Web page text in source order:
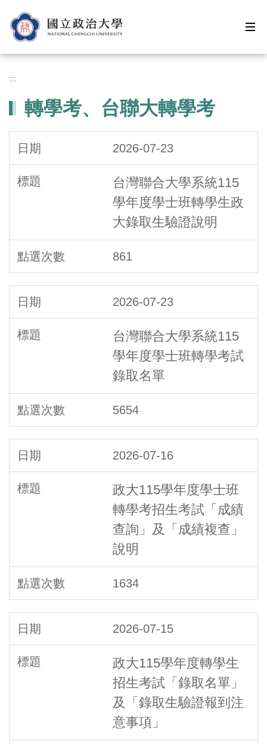
到
主
內
區
:::
轉學考、台聯大轉學考
2026-07-23
台灣聯合大學系統115
學年度學士班轉學生政
大錄取生驗證說明
861
2026-07-23
台灣聯合大學系統115
學年度學士班轉學考試
錄取名單
5654
2026-07-16
政大115學年度學士班
轉學考招生考試「成績
查詢」及「成績複查」
說明
1634
2026-07-15
政大115學年度轉學生
招生考試「錄取名單」
及「錄取生驗證報到注
意事項」